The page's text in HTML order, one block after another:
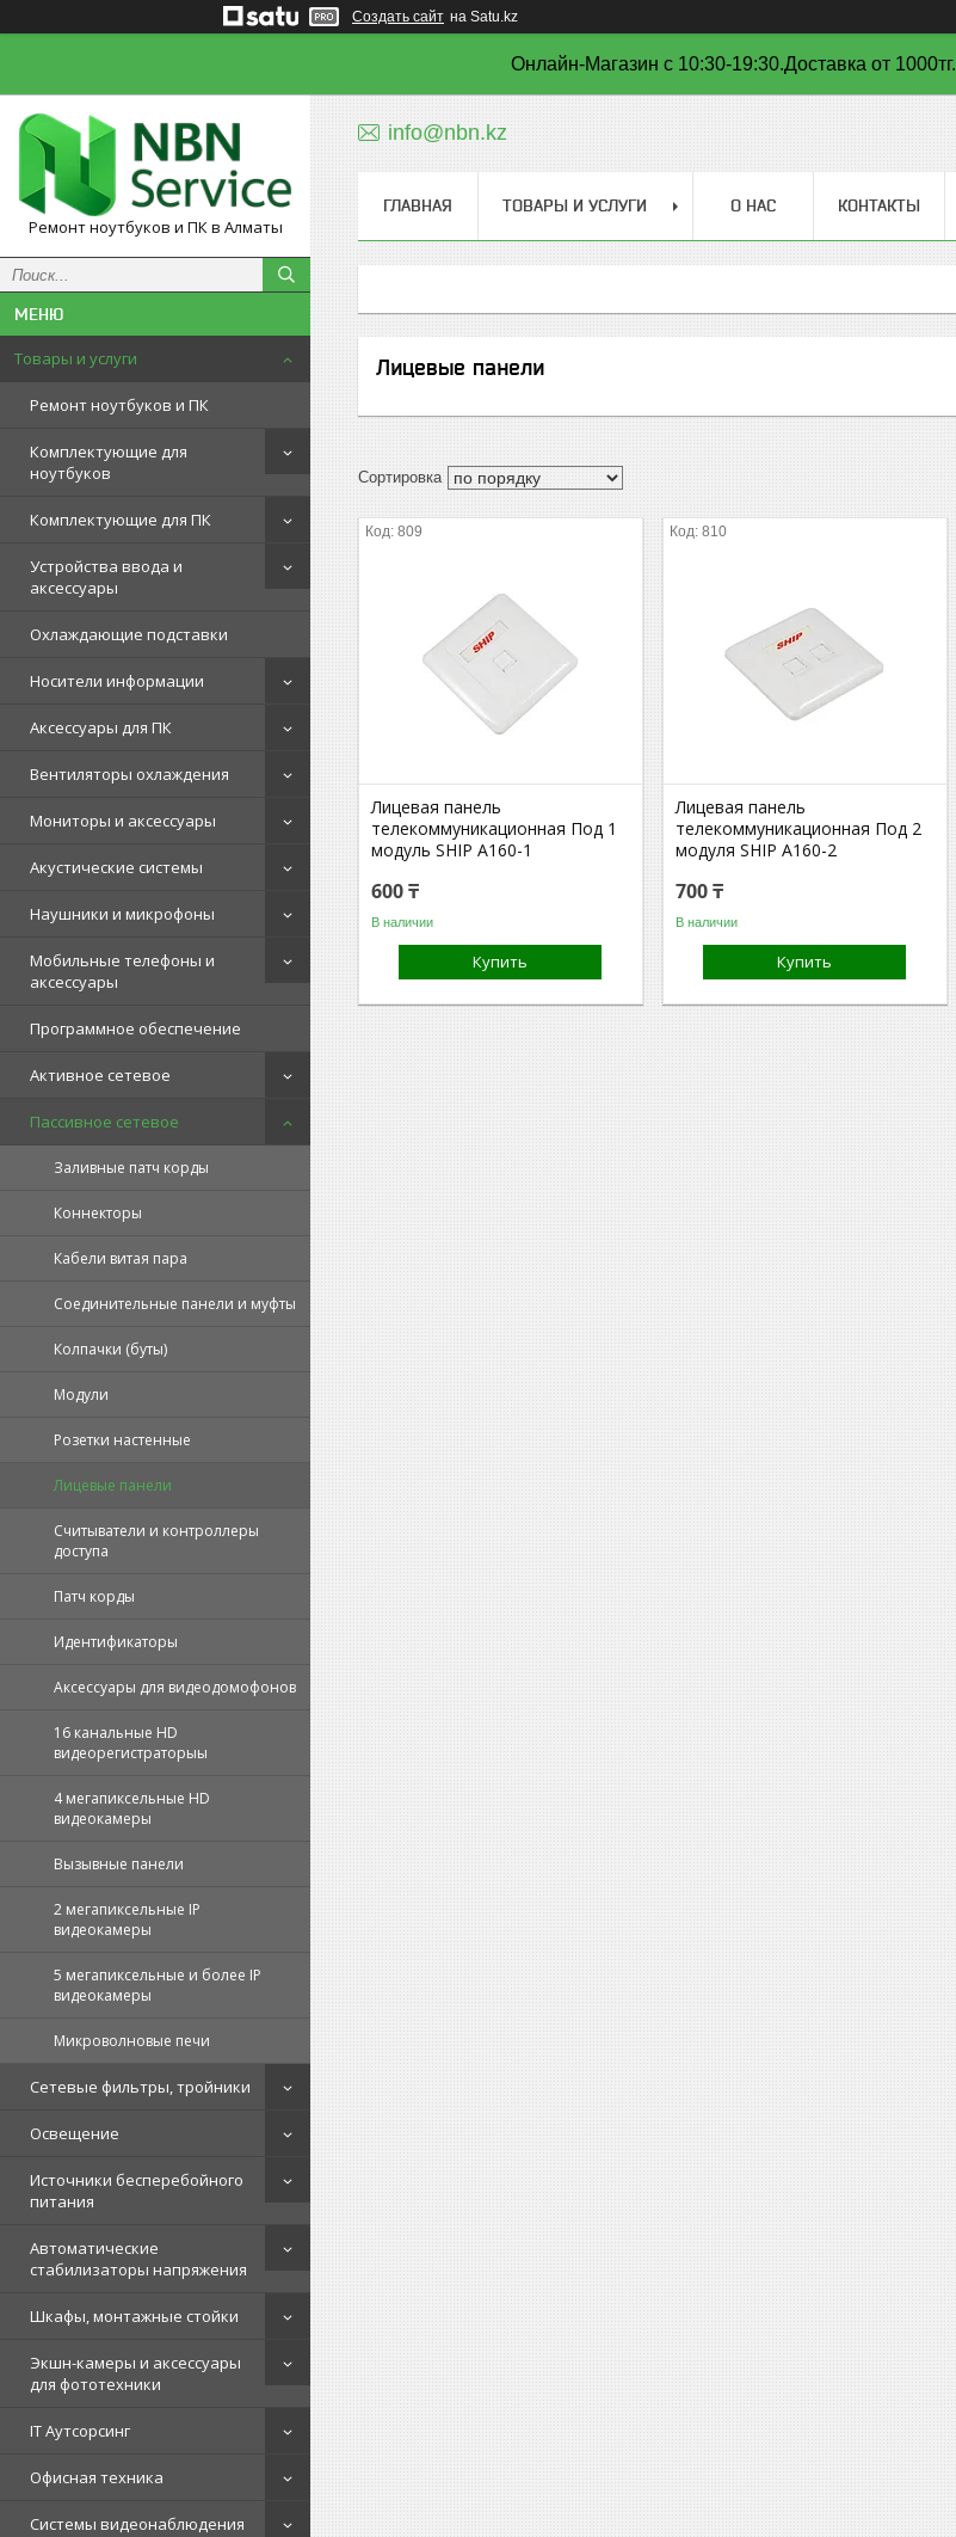
Создать сайт на Satu.kz
Онлайн-Магазин с 10:30-19:30.Доставка от 1000тг.
Ремонт ноутбуков и ПК в Алматы
Товары и услуги
Ремонт ноутбуков и ПК
Комплектующие для
ноутбуков
Комплектующие для ПК
Устройства ввода и
аксессуары
Охлаждающие подставки
Носители информации
Аксессуары для ПК
Вентиляторы охлаждения
Мониторы и аксессуары
Акустические системы
Наушники и микрофоны
Мобильные телефоны и
аксессуары
Программное обеспечение
Активное сетевое
Пассивное сетевое
Заливные патч корды
Коннекторы
Кабели витая пара
Соединительные панели и муфты
Колпачки (буты)
Модули
Розетки настенные
Лицевые панели
Считыватели и контроллеры
доступа
Патч корды
Идентификаторы
Аксессуары для видеодомофонов
16 канальные HD
видеорегистраторыы
4 мегапиксельные HD
видеокамеры
Вызывные панели
2 мегапиксельные IP
видеокамеры
5 мегапиксельные и более IP
видеокамеры
Микроволновые печи
Сетевые фильтры, тройники
Освещение
Источники бесперебойного
питания
Автоматические
стабилизаторы напряжения
Шкафы, монтажные стойки
Экшн-камеры и аксессуары
для фототехники
IT Аутсорсинг
Офисная техника
Системы видеонаблюдения
info@nbn.kz
ГЛАВНАЯ ТОВАРЫ И УСЛУГИ О НАС КОНТАКТЫ
Лицевые панели
809
Лицевая панель
телекоммуникационная Под 1
модуль SHIP A160-1
600 ₸
В наличии
Купить
810
Лицевая панель
телекоммуникационная Под 2
модуля SHIP A160-2
700 ₸
В наличии
Купить